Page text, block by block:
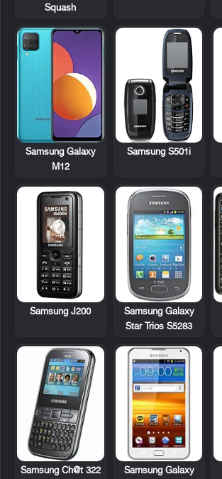
Squash
Samsung S501i
Samsung Galaxy
M12
Samsung Galaxy
Star Trios S5283
Samsung J200
Samsung Galaxy
Samsung Ch@t 322